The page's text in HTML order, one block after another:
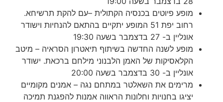
מופע פיוטים בכנסיה הקתולית –עם להקת תרשיחא.
רחוב יפת 51 המופע יתקיים בהתאם להנחיות וישודר
אונליין ב- 27 בדצמבר בשעה 19:30
מופע לשנה החדשה בשיתוף תיאטרון הסראיה – מיטב
הקלאסיקות של האמן הלבנוני מילחם ברכאת. ישודר
אונליין ב- 30 בדצמבר בשעה 20:00
מרימים את השאלטר במתחם נגה – אמנים מקומיים
יציגו בחנויות וחלונות הראווה אמנות להפגנת תמיכה